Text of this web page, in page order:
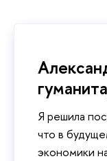
Я решила
что в
экономики